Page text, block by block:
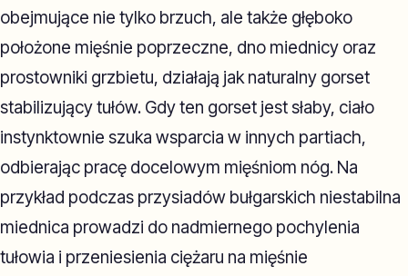
obejmujące nie tylko brzuch, ale także głęboko
położone mięśnie poprzeczne, dno miednicy oraz
prostowniki grzbietu, działają jak naturalny gorset
stabilizujący tułów. Gdy ten gorset jest słaby, ciało
instynktownie szuka wsparcia w innych partiach,
odbierając pracę docelowym mięśniom nóg. Na
przykład podczas przysiadów bułgarskich niestabilna
miednica prowadzi do nadmiernego pochylenia
tułowia i przeniesienia ciężaru na mięśnie